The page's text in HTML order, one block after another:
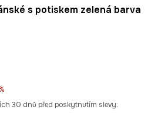
s potiskem zelená barva
30 dnů před poskytnutím slevy: